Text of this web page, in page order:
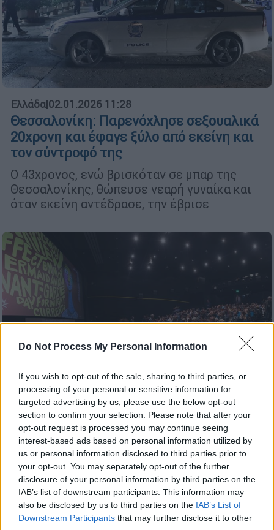
Do Not Process My Personal Information
If you wish to opt-out of the sale, sharing to third parties, or
processing of your personal or sensitive information for
targeted advertising by us, please use the below opt-out
section to confirm your selection. Please note that after your
opt-out request is processed you may continue seeing
interest-based ads based on personal information utilized by
us or personal information disclosed to third parties prior to
your opt-out. You may separately opt-out of the further
disclosure of your personal information by third parties on the
IAB’s list of downstream participants. This information may
also be disclosed by us to third parties on the IAB’s List of
Downstream Participants that may further disclose it to other
Ελλάδα|02.01.2026 11:28
Θεσσαλονίκη: Παρενόχλησε σεξουαλικά
20χρονη και έφαγε ξύλο από εκείνη και
τον σύντροφό της
Ο 43χρονος, ενώ βρισκόταν σε μπαρ της
Θεσσαλονίκης, θώπευσε νεαρή γυναίκα και
όταν εκείνη αντέδρασε, την έβρισε
Ελλάδα 07.10.2025 11:59
Κινηματογραφικό... ξύλο στου Ρέντη:
Πιάστηκαν στα χέρια μέσα σε αίθουσα
Μια παρατήρηση για φασαρία στάθηκε
αρκετή για να προκληθεί σύρραξη εντός του
σινεμά